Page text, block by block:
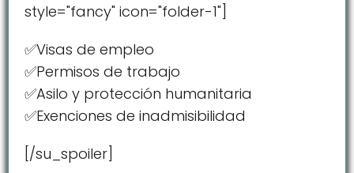
style="fancy" icon="folder-1"]
✅Visas de empleo
✅Permisos de trabajo
✅Asilo y protección humanitaria
✅Exenciones de inadmisibilidad
[/su_spoiler]